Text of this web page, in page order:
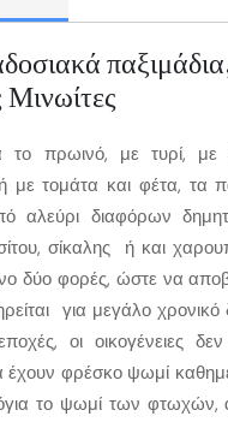
Μινωίτες
το πρωινό, με τυρί,
με τομάτα και φέτα, τα
αλεύρι διαφόρων
σίκαλης ή και
δύο φορές, ώστε να
για μεγάλο χρονικό
οι οικογένειες
έχουν φρέσκο ψωμί
το ψωμί των